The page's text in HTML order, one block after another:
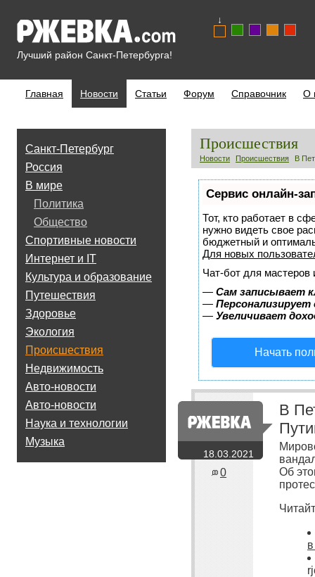
Лучший район Санкт-Петербурга!
↓
Главная Новости Статьи Форум Справочник О
Санкт-Петербург
Россия
В мире
Политика
Общество
Спортивные новости
Интернет и IT
Культура и образование
Путешествия
Здоровье
Экология
Происшествия
Недвижимость
Авто-новости
Авто-новости
Наука и технологии
Музыка
Происшествия
Новости Происшествия В
Сервис онлайн-
Тот, кто работает в
нужно видеть свое
бюджетный и
Для новых
Чат-бот для мастеров
— Сам записывает
—
— Увеличивает
Начать
18.03.2021
0
В
Об